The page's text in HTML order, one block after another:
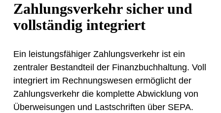
Zahlungsverkehr sicher und
vollständig integriert
Ein leistungsfähiger Zahlungsverkehr ist ein
zentraler Bestandteil der Finanzbuchhaltung. Voll
integriert im Rechnungswesen ermöglicht der
Zahlungsverkehr die komplette Abwicklung von
Überweisungen und Lastschriften über SEPA.